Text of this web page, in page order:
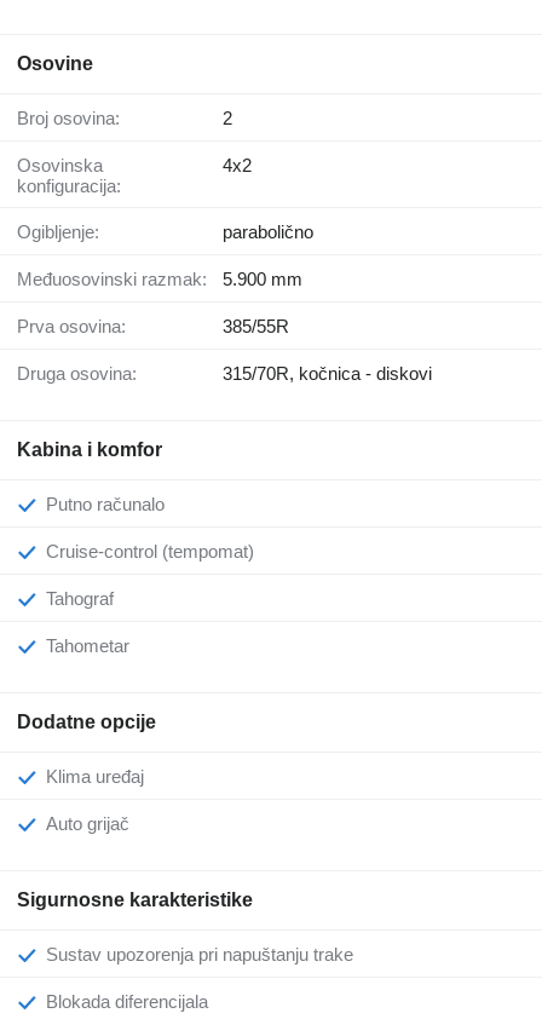
Osovine
Broj osovina: 2
Osovinska
konfiguracija:
4x2
Ogibljenje: parabolično
Međuosovinski razmak: 5.900 mm
Prva osovina: 385/55R
Druga osovina: 315/70R, kočnica - diskovi
Kabina i komfor
Putno računalo
Cruise-control (tempomat)
Tahograf
Tahometar
Dodatne opcije
Klima uređaj
Auto grijač
Sigurnosne karakteristike
Sustav upozorenja pri napuštanju trake
Blokada diferencijala